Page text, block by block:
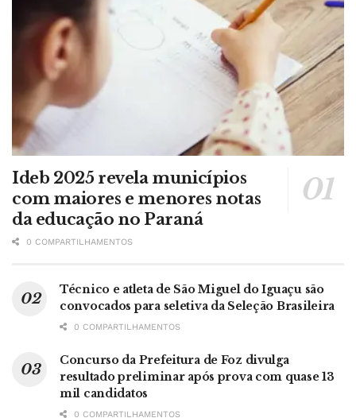
Ideb 2025 revela municípios
com maiores e menores notas
da educação no Paraná
0 COMPARTILHAMENTOS
Técnico e atleta de São Miguel do Iguaçu são
convocados para seletiva da Seleção Brasileira
0 COMPARTILHAMENTOS
Concurso da Prefeitura de Foz divulga
resultado preliminar após prova com quase 13
mil candidatos
0 COMPARTILHAMENTOS